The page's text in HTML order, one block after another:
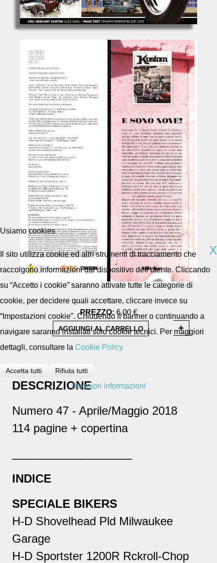
PREZZO: 6,00 €
DESCRIZIONE
Numero 47 - Aprile/Maggio 2018
114 pagine + copertina
INDICE
SPECIALE BIKERS
H-D Shovelhead Pld Milwaukee
Garage
H-D Sportster 1200R Rckroll-Chop
Usiamo cookies
X
Il sito utilizza cookie ed altri strumenti di tracciamento che
raccolgono informazioni dal dispositivo dell’utente. Cliccando
su “Accetto i cookie” saranno attivate tutte le categorie di
cookie, per decidere quali accettare, cliccare invece su
“Impostazioni cookie”. Chiudendo il banner o continuando a
navigare saranno installati solo cookie tecnici. Per maggiori
dettagli, consultare la Cookie Policy
Accetta tutti Rifiuta tutti
Maggiori informazioni